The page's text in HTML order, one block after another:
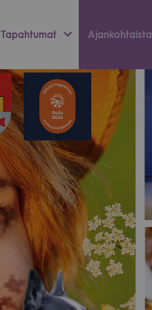
Tapah­tu­mat Ajan­koh­taista